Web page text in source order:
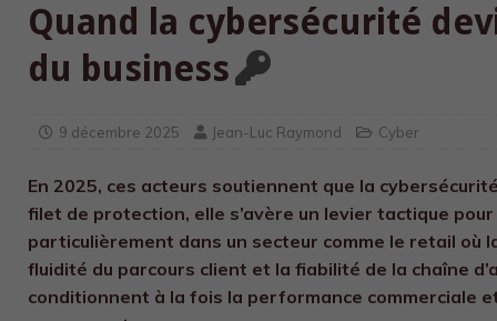
[ 21 juillet 2026 ] Le retour produit : un enjeu de relation
[ 21 juillet 2026 ] Agents d’IA : l’Autorité de la concurrence
Quand la cybersécurité
du business
9 décembre 2025 Jean-Luc Raymond Cyber
En 2025, ces acteurs soutiennent que la
filet de protection, elle s’avère un levier tactique
particulièrement dans un secteur comme le retail où
fluidité du parcours client et la fiabilité de la chaîne
conditionnent à la fois la performance commerciale